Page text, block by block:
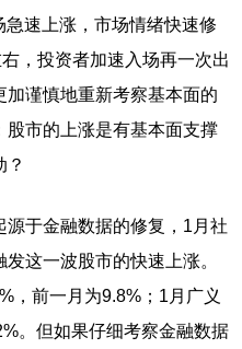
速上涨，市场情绪快速修
，投资者加速入场再一次出
谨慎地重新考察基本面的
市的上涨是有基本面支撑
？
于金融数据的修复，1月社
这一波股市的快速上涨。
，前一月为9.8%；1月广义
。但如果仔细考察金融数据